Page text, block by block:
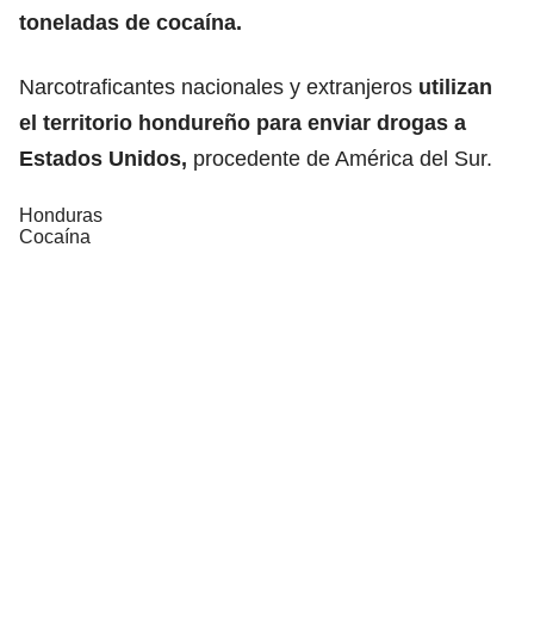
toneladas de cocaína.
Narcotraficantes nacionales y extranjeros utilizan
el territorio hondureño para enviar drogas a
Estados Unidos, procedente de América del Sur.
Honduras
Cocaína